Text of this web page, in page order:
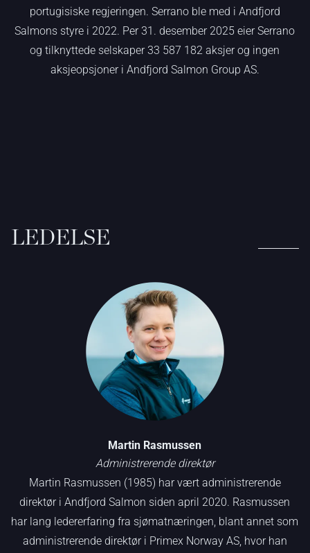
portugisiske regjeringen. Serrano ble med i Andfjord
Salmons styre i 2022. Per 31. desember 2025 eier Serrano
og tilknyttede selskaper 33 587 182 aksjer og ingen
aksjeopsjoner i Andfjord Salmon Group AS.
LEDELSE
Martin Rasmussen
Administrerende direktør
Martin Rasmussen (1985) har vært administrerende
direktør i Andfjord Salmon siden april 2020. Rasmussen
har lang ledererfaring fra sjømatnæringen, blant annet som
administrerende direktør i Primex Norway AS, hvor han